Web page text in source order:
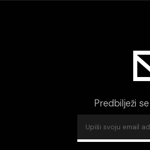
Predbilježi